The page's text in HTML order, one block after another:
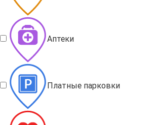
Аптеки
Платные парковки